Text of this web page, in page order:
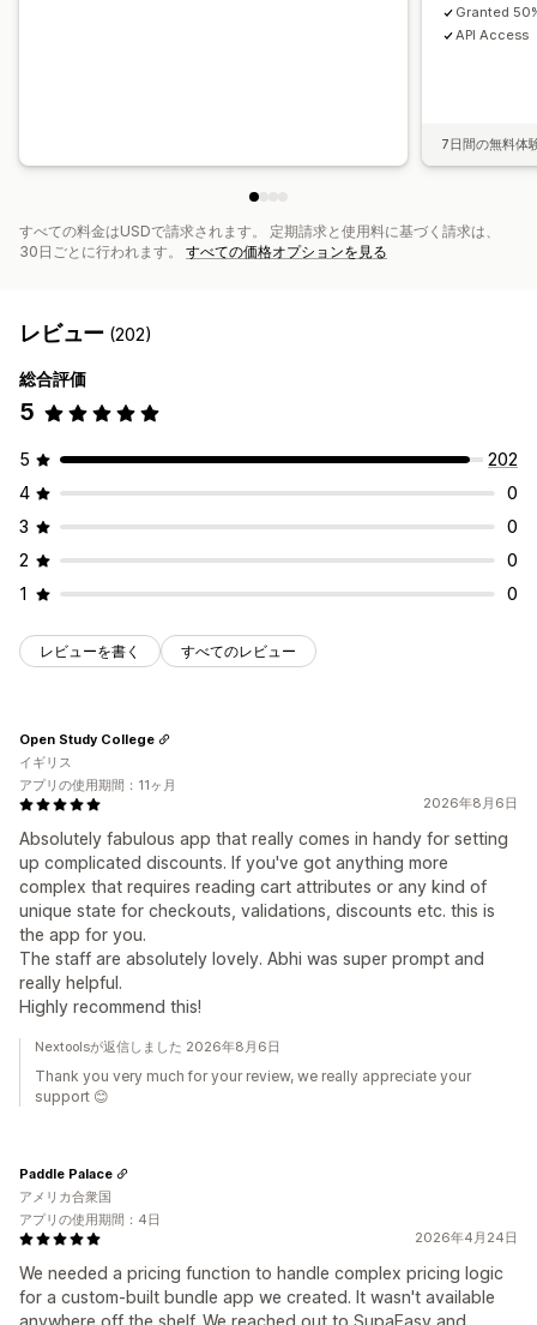
Granted
API Access
7日間の無料体
すべての料金はUSDで請求されます。 定期請求と使用料に基づく請求は、
30日ごとに行われます。 すべての価格オプションを見る
レビュー (202)
総合評価
5
5
202
4
0
3
0
2
0
1
0
レビューを書く すべてのレビュー
2026年8月6日
Absolutely fabulous app that really comes in handy for setting
up complicated discounts. If you've got anything more
complex that requires reading cart attributes or any kind of
unique state for checkouts, validations, discounts etc. this is
the app for you.
The staff are absolutely lovely. Abhi was super prompt and
really helpful.
Highly recommend this!
Open Study College
イギリス
アプリの使用期間：11ヶ月
Nextoolsが返信しました 2026年8月6日
Thank you very much for your review, we really appreciate your
support 😊
2026年4月24日
We needed a pricing function to handle complex pricing logic
for a custom-built bundle app we created. It wasn't available
Paddle Palace
アメリカ合衆国
アプリの使用期間：4日